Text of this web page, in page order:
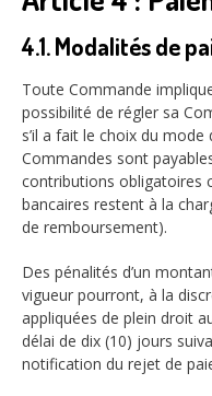
4.1. Modalités de
Toute Commande
possibilité de régler sa
s’il a fait le choix du mode
Commandes sont
contributions obligatoires
bancaires restent à la
de remboursement).
Des pénalités d’un
vigueur pourront, à la
appliquées de plein droit
délai de dix (10) jours
notification du rejet de